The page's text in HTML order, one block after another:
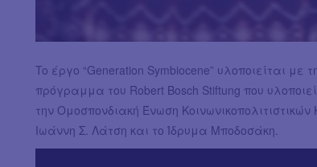
To έργο “Generation Symbiocene” υλοποιείται με
πρόγραμμα του Robert Bosch Stiftung που
την Ομοσπονδιακή Ένωση
Ιωάννη Σ. Λάτση και το Ίδρυμα Μποδοσάκη.